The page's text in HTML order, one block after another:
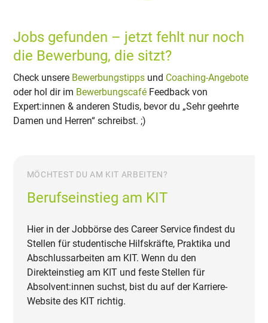
Jobs gefunden – jetzt fehlt nur noch
die Bewerbung, die sitzt?
Check unsere Bewerbungstipps und Coaching-Angebote
oder hol dir im Bewerbungscafé Feedback von
Expert:innen & anderen Studis, bevor du „Sehr geehrte
Damen und Herren“ schreibst. ;)
MÖCHTEST DU AM KIT ARBEITEN?
Berufseinstieg am KIT
Hier in der Jobbörse des Career Service findest du
Stellen für studentische Hilfskräfte, Praktika und
Abschlussarbeiten am KIT. Wenn du den
Direkteinstieg am KIT und feste Stellen für
Absolvent:innen suchst, bist du auf der Karriere-
Website des KIT richtig.